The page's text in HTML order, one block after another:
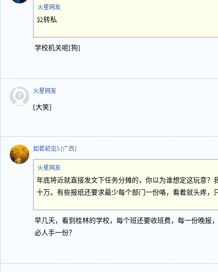
火星网友
公转私
学校机关呢[狗]
火星网友
[大笑]
如若初见5 [广西]
火星网友
年底将近就直接发文下任务分摊的，你以为谁想定这玩意？
十万。有些报纸还要求最少每个部门一份咯，看着就头疼，
早几天，看到桂林的学校，每个班还要收班费，每一份晚报
必人手一份？